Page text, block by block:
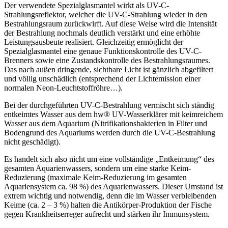
Der verwendete Spezialglasmantel wirkt als UV-C-
Strahlungsreflektor, welcher die UV-C-Strahlung wieder in den
Bestrahlungsraum zurückwirft. Auf diese Weise wird die Intensität
der Bestrahlung nochmals deutlich verstärkt und eine erhöhte
Leistungsausbeute realisiert. Gleichzeitig ermöglicht der
Spezialglasmantel eine genaue Funktionskontrolle des UV-C-
Brenners sowie eine Zustandskontrolle des Bestrahlungsraumes.
Das nach außen dringende, sichtbare Licht ist gänzlich abgefiltert
und völlig unschädlich (entsprechend der Lichtemission einer
normalen Neon-Leuchtstoffröhre…).
Bei der durchgeführten UV-C-Bestrahlung vermischt sich ständig
entkeimtes Wasser aus dem hw® UV-Wasserklärer mit keimreichem
Wasser aus dem Aquarium (Nitrifikationsbakterien in Filter und
Bodengrund des Aquariums werden durch die UV-C-Bestrahlung
nicht geschädigt).
Es handelt sich also nicht um eine vollständige „Entkeimung“ des
gesamten Aquarienwassers, sondern um eine starke Keim-
Reduzierung (maximale Keim-Reduzierung im gesamten
Aquariensystem ca. 98 %) des Aquarienwassers. Dieser Umstand ist
extrem wichtig und notwendig, denn die im Wasser verbleibenden
Keime (ca. 2 – 3 %) halten die Antikörper-Produktion der Fische
gegen Krankheitserreger aufrecht und stärken ihr Immunsystem.